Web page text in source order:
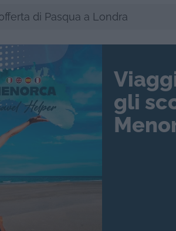
di Pasqua a Londra
gli